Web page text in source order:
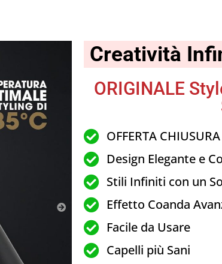
Creatività
ORIGINALE
OFFERTA
Design Elegante e
Stili Infiniti con un
Effetto Coanda
Facile da Usare
Capelli più Sani